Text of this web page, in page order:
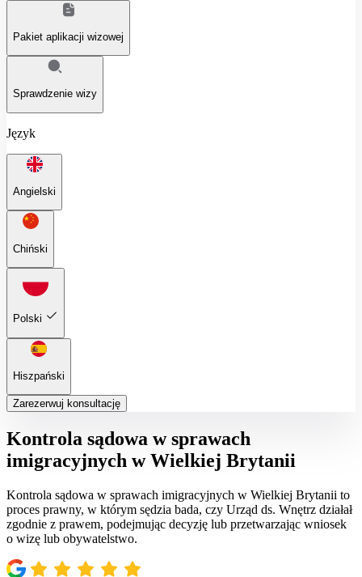
Pakiet aplikacji wizowej
Sprawdzenie wizy
Język
Angielski
Chiński
Polski
Hiszpański
Zarezerwuj konsultację
Kontrola sądowa w sprawach
imigracyjnych w Wielkiej Brytanii
Kontrola sądowa w sprawach imigracyjnych w Wielkiej Brytanii to
proces prawny, w którym sędzia bada, czy Urząd ds. Wnętrz działał
zgodnie z prawem, podejmując decyzję lub przetwarzając wniosek
o wizę lub obywatelstwo.